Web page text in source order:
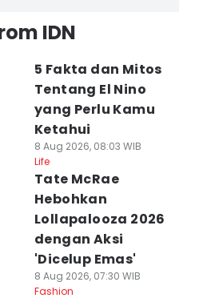
IDN
5 Fakta dan Mitos
Tentang El Nino
yang Perlu Kamu
Ketahui
8 Aug 2026, 08:03 WIB
Life
Tate McRae
Hebohkan
Lollapalooza 2026
dengan Aksi
'Dicelup Emas'
8 Aug 2026, 07:30 WIB
Fashion